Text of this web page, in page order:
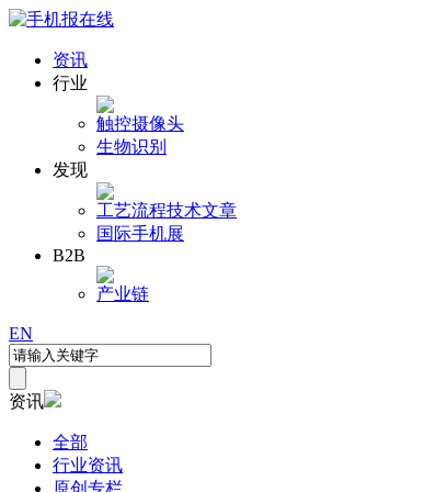
资讯
行业
触控摄像头
生物识别
发现
工艺流程技术文章
国际手机展
B2B
产业链
EN
资讯
全部
行业资讯
原创专栏